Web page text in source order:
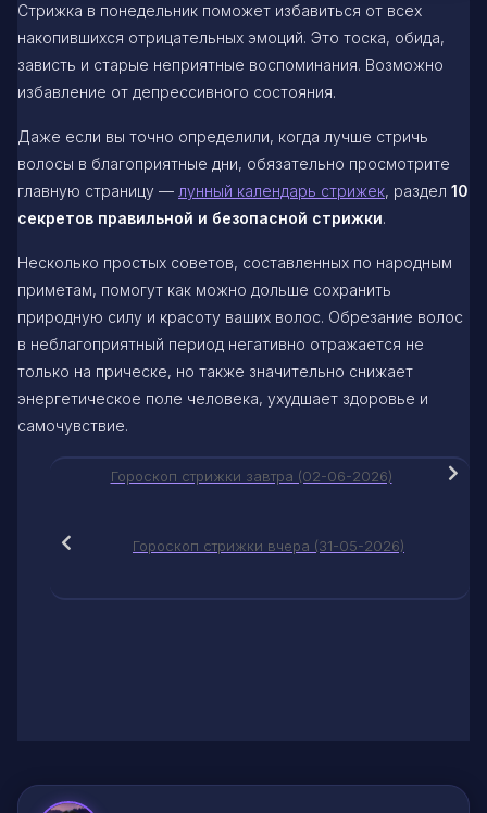
Стрижка в понедельник поможет избавиться от всех
накопившихся отрицательных эмоций. Это тоска, обида,
зависть и старые неприятные воспоминания. Возможно
избавление от депрессивного состояния.
Даже если вы точно определили, когда лучше стричь
волосы в благоприятные дни, обязательно просмотрите
главную страницу — лунный календарь стрижек, раздел 10
секретов правильной и безопасной стрижки.
Несколько простых советов, составленных по народным
приметам, помогут как можно дольше сохранить
природную силу и красоту ваших волос. Обрезание волос
в неблагоприятный период негативно отражается не
только на прическе, но также значительно снижает
энергетическое поле человека, ухудшает здоровье и
самочувствие.
Гороскоп стрижки завтра (02-06-2026)
Гороскоп стрижки вчера (31-05-2026)